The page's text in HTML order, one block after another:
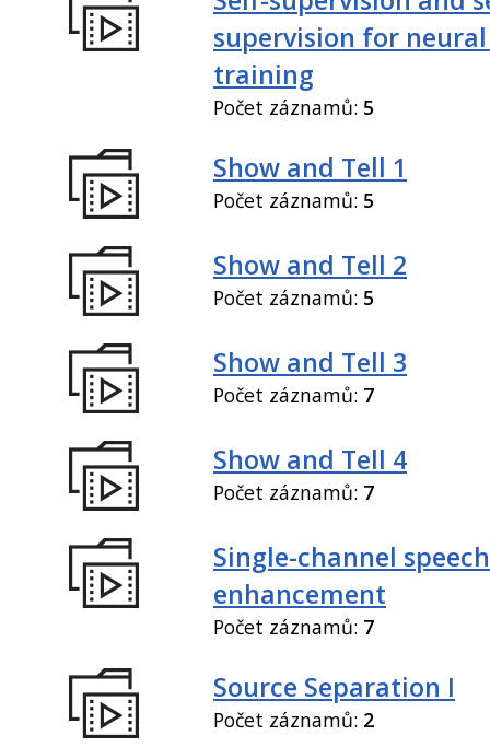
supervision for neural
training
Počet záznamů: 5
Show and Tell 1
Počet záznamů: 5
Show and Tell 2
Počet záznamů: 5
Show and Tell 3
Počet záznamů: 7
Show and Tell 4
Počet záznamů: 7
Single-channel speech
enhancement
Počet záznamů: 7
Source Separation I
Počet záznamů: 2